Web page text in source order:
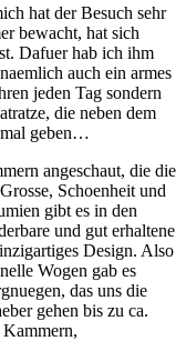
hat der Besuch sehr
bewacht, hat sich
Dafuer hab ich ihm
auch ein armes
jeden Tag sondern
die neben dem
mal geben…
angeschaut, die die
Schoenheit und
gibt es in den
und gut erhaltene
Design. Also
Wogen gab es
das uns die
gehen bis zu ca.